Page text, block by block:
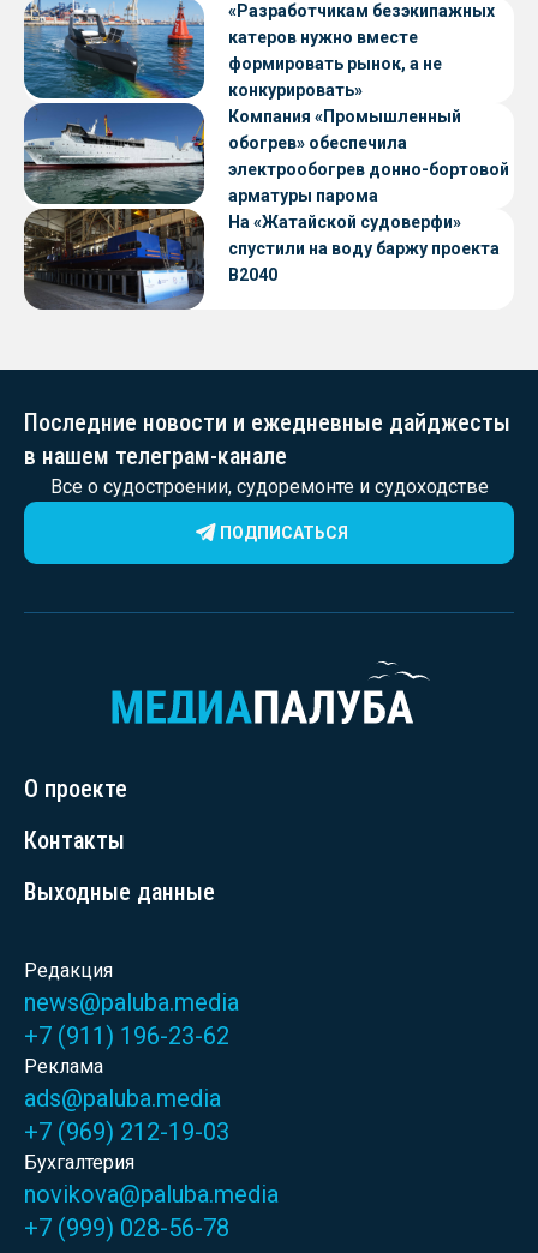
«Разработчикам безэкипажных
катеров нужно вместе
формировать рынок, а не
конкурировать»
Компания «Промышленный
обогрев» обеспечила
электрообогрев донно-бортовой
арматуры парома
«Петропавловск» проекта CNF22
На «Жатайской судоверфи»
спустили на воду баржу проекта
В2040
Последние новости и ежедневные дайджесты
в нашем телеграм-канале
Все о судостроении, судоремонте и судоходстве
ПОДПИСАТЬСЯ
О проекте
Контакты
Выходные данные
Редакция
news@paluba.media
+7 (911) 196-23-62
Реклама
ads@paluba.media
+7 (969) 212-19-03
Бухгалтерия
novikova@paluba.media
+7 (999) 028-56-78